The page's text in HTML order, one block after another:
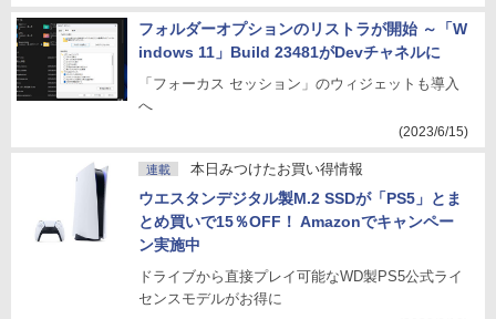
フォルダーオプションのリストラが開始 ～「W
indows 11」Build 23481がDevチャネルに
「フォーカス セッション」のウィジェットも導入
へ
(2023/6/15)
連載 本日みつけたお買い得情報
ウエスタンデジタル製M.2 SSDが「PS5」とま
とめ買いで15％OFF！ Amazonでキャンペー
ン実施中
ドライブから直接プレイ可能なWD製PS5公式ライ
センスモデルがお得に